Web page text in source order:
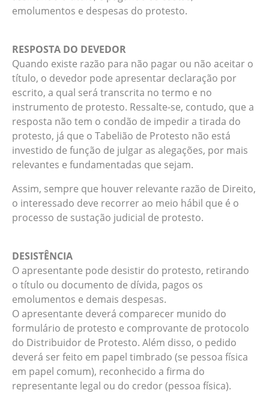
emolumentos e despesas do protesto.
RESPOSTA DO DEVEDOR
Quando existe razão para não pagar ou não aceitar o
título, o devedor pode apresentar declaração por
escrito, a qual será transcrita no termo e no
instrumento de protesto. Ressalte-se, contudo, que a
resposta não tem o condão de impedir a tirada do
protesto, já que o Tabelião de Protesto não está
investido de função de julgar as alegações, por mais
relevantes e fundamentadas que sejam.
Assim, sempre que houver relevante razão de Direito,
o interessado deve recorrer ao meio hábil que é o
processo de sustação judicial de protesto.
DESISTÊNCIA
O apresentante pode desistir do protesto, retirando
o título ou documento de dívida, pagos os
emolumentos e demais despesas.
O apresentante deverá comparecer munido do
formulário de protesto e comprovante de protocolo
do Distribuidor de Protesto. Além disso, o pedido
deverá ser feito em papel timbrado (se pessoa física
em papel comum), reconhecido a firma do
representante legal ou do credor (pessoa física).